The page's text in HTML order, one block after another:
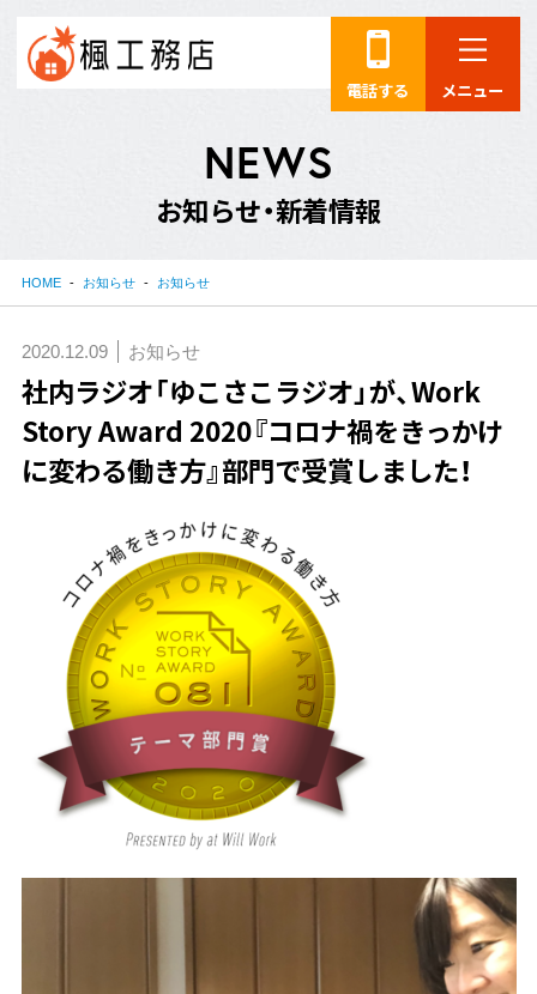
電話する メニュー
NEWS
お知らせ・新着情報
HOME お知らせ お知らせ
2020.12.09 お知らせ
社内ラジオ「ゆこさこラジオ」が、Work
Story Award 2020『コロナ禍をきっかけ
に変わる働き方』部門で受賞しました！